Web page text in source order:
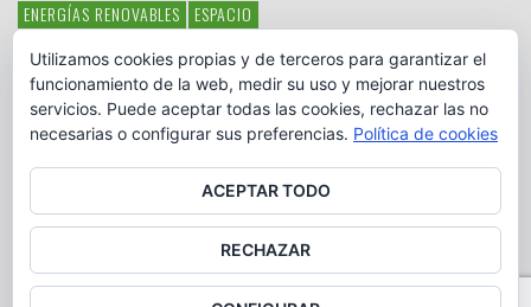
ENERGÍAS RENOVABLES
ESPACIO
HAMBRE LATINOAMÉRICA MEDIO AMBIENTE
MÉXICO
OBJETIVOS DEL MILENIO
ONGS PAZ POBREZA POESÍA
POLITICA
PUEBLOS INDÍGENAS RSC RSE
SOBERANÍA ALIMENTARIA
SOLIDARIDAD SOSTENIBILIDAD TECNOLOGÍA VERTIDO PETROLEO
Utilizamos cookies propias y de terceros para garantizar el
funcionamiento de la web, medir su uso y mejorar nuestros
servicios. Puede aceptar todas las cookies, rechazar las no
necesarias o configurar sus preferencias. Política de cookies
ACEPTAR TODO
RECHAZAR